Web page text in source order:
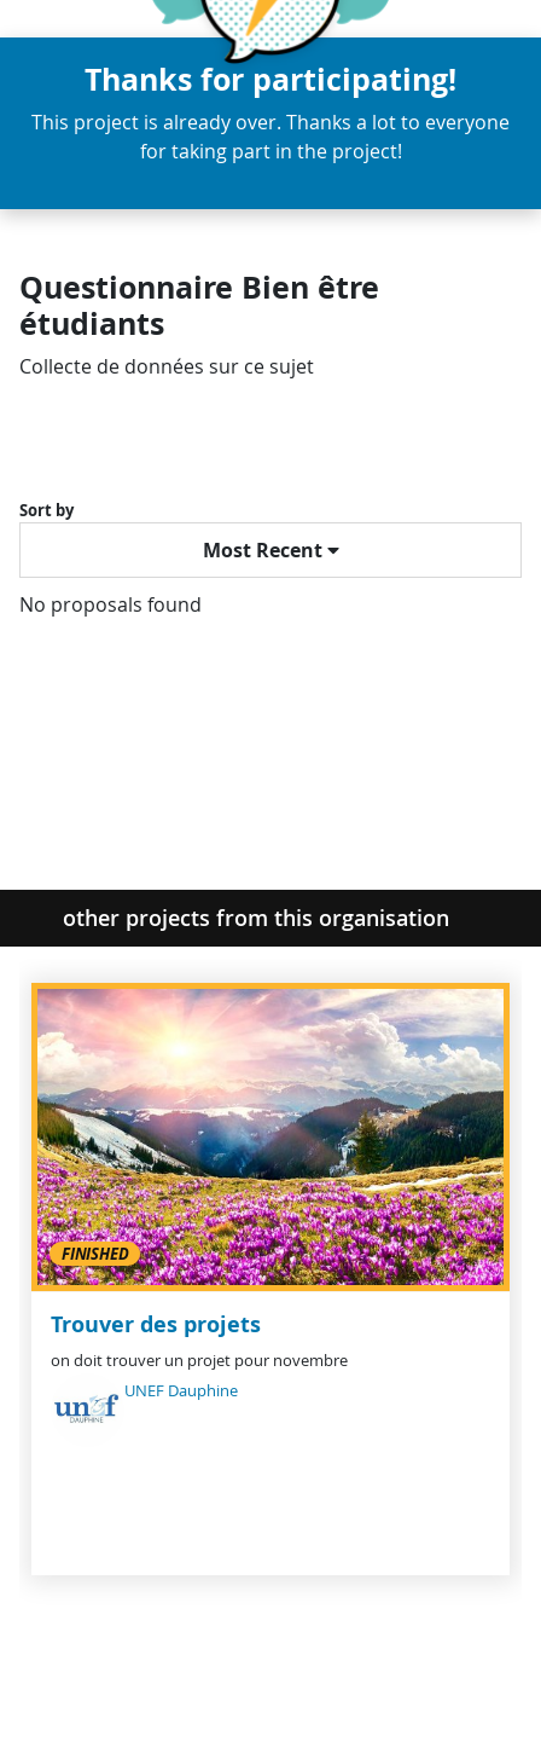
Thanks for participating!
This project is already over. Thanks a lot to everyone
for taking part in the project!
Questionnaire Bien être
étudiants
Collecte de données sur ce sujet
Sort by
Most Recent
No proposals found
other projects from this organisation
FINISHED
Trouver des projets
on doit trouver un projet pour novembre
UNEF Dauphine